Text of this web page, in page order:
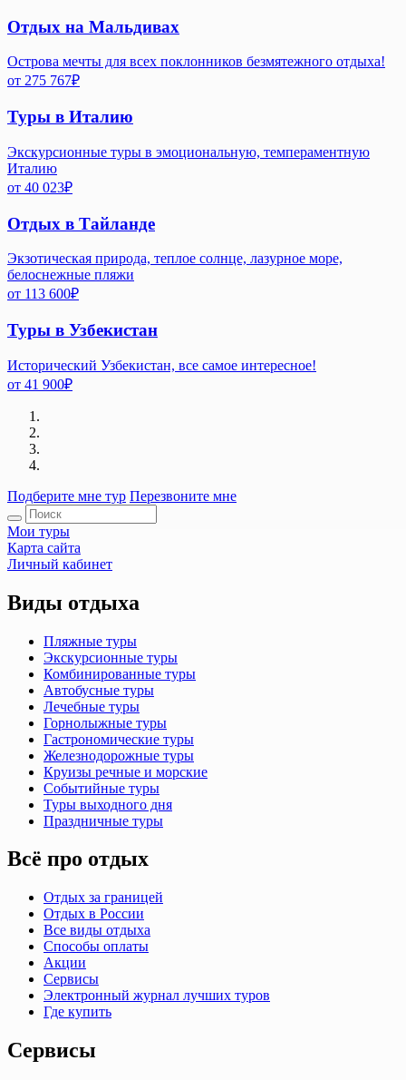
Отдых на Мальдивах
Острова мечты для всех поклонников безмятежного отдыха!
от 275 767₽
Туры в Италию
Экскурсионные туры в эмоциональную, темпераментную
Италию
от 40 023₽
Отдых в Тайланде
Экзотическая природа, теплое солнце, лазурное море,
белоснежные пляжи
от 113 600₽
Туры в Узбекистан
Исторический Узбекистан, все самое интересное!
от 41 900₽
Подберите мне тур Перезвоните мне
Мои туры
Карта сайта
Личный кабинет
Виды отдыха
Пляжные туры
Экскурсионные туры
Комбинированные туры
Автобусные туры
Лечебные туры
Горнолыжные туры
Гастрономические туры
Железнодорожные туры
Круизы речные и морские
Событийные туры
Туры выходного дня
Праздничные туры
Всё про отдых
Отдых за границей
Отдых в России
Все виды отдыха
Способы оплаты
Акции
Сервисы
Электронный журнал лучших туров
Где купить
Сервисы